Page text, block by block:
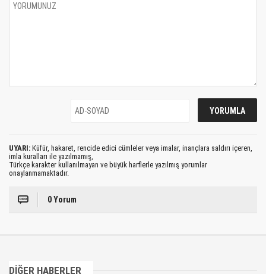
UYARI: Küfür, hakaret, rencide edici cümleler veya imalar, inançlara saldırı içeren,
imla kuralları ile yazılmamış,
Türkçe karakter kullanılmayan ve büyük harflerle yazılmış yorumlar
onaylanmamaktadır.
0 Yorum
DİĞER HABERLER